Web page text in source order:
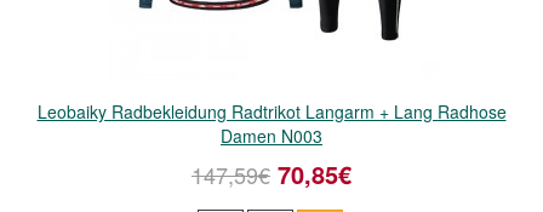
Leobaiky Radbekleidung Radtrikot Langarm + Lang Radhose
Damen N003
147,59€ 70,85€